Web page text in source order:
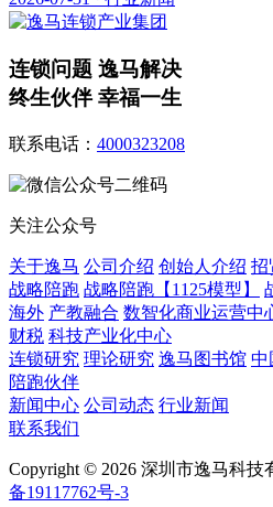
连锁问题 逸马解决
终生伙伴 幸福一生
联系电话： 4000323208
关注公众号
关于逸马 公司介绍 创始人介绍 招
战略陪跑 战略陪跑【1125模型】
海外 产教融合 数智化商业运营中
财税 科技产业化中心
连锁研究 理论研究 逸马图书馆 中
陪跑伙伴
新闻中心 公司动态 行业新闻
联系我们
Copyright © 2026 深圳市逸马科技
备19117762号-3